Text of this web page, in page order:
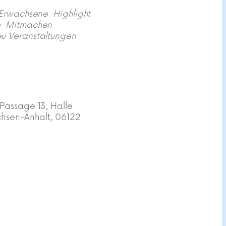
Highlight
Mitmachen
Veranstaltungen
13, Halle
Anhalt, 06122